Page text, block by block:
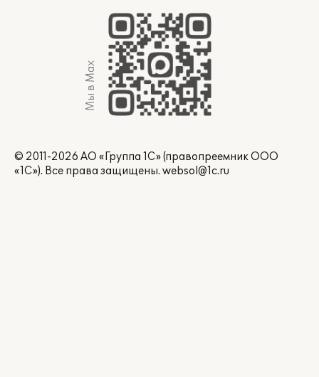
Мы в Max
© 2011-2026 АО «Группа 1С» (правопреемник ООО
«1С»). Все права защищены. websol@1c.ru